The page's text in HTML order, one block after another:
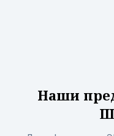
Наши